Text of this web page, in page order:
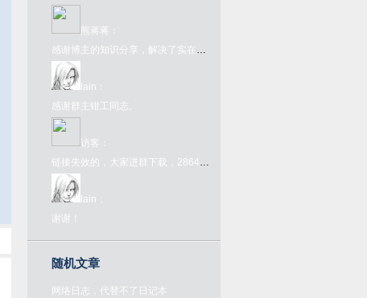
熊蒋蒋
感谢博主的知识分享，解决了实在的问题
lain
感谢群主钳工同志。
访客
链接失效的，大家进群下载，286445907，欢迎大家来喝茶
lain
谢谢！
随机文章
网络日志，代替不了日记本